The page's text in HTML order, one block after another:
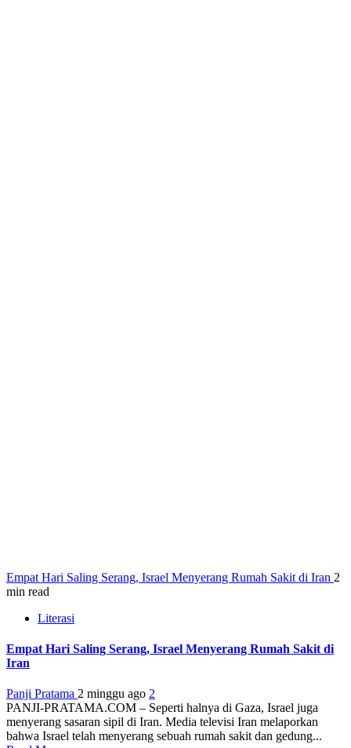
Empat Hari Saling Serang, Israel Menyerang Rumah Sakit di Iran 2
min read
Literasi
Empat Hari Saling Serang, Israel Menyerang Rumah Sakit di
Iran
Panji Pratama 2 minggu ago 2
PANJI-PRATAMA.COM – Seperti halnya di Gaza, Israel juga
menyerang sasaran sipil di Iran. Media televisi Iran melaporkan
bahwa Israel telah menyerang sebuah rumah sakit dan gedung...